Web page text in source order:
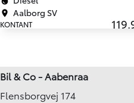
Aalborg SV
KONTANT
Bil & Co - Aabenraa
Flensborgvej 174